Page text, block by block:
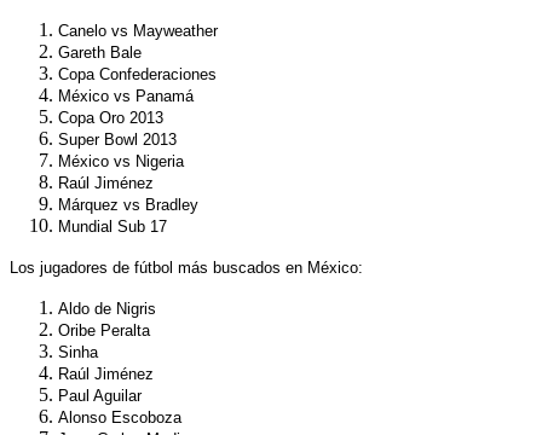
Canelo vs Mayweather
Gareth Bale
Copa Confederaciones
México vs Panamá
Copa Oro 2013
Super Bowl 2013
México vs Nigeria
Raúl Jiménez
Márquez vs Bradley
Mundial Sub 17
Los jugadores de fútbol más buscados en México:
Aldo de Nigris
Oribe Peralta
Sinha
Raúl Jiménez
Paul Aguilar
Alonso Escoboza